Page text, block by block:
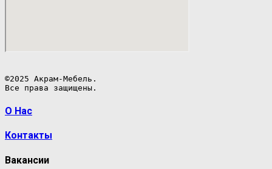
©2025 Акрам-Мебель.
Все права защищены.
О Нас
Контакты
Вакансии